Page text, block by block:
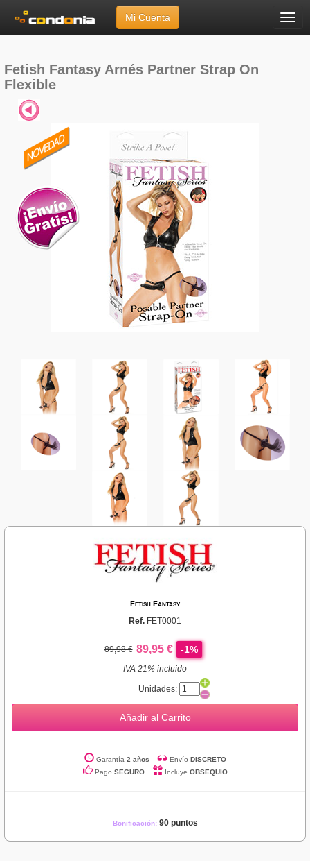
Menú
Mi Cuenta
Fetish Fantasy»Arnés Partner Strap On Flexible
Fetish Fantasy Arnés Partner Strap On
Flexible
Fetish Fantasy
Ref. FET0001
89,98 € 89,95 € -1%
IVA 21% incluido
Unidades:
Añadir al Carrito
Garantía 2 años Envío DISCRETO
Pago SEGURO Incluye OBSEQUIO
Bonificación: 90 puntos